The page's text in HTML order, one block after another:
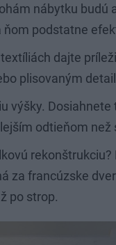
nábytku budú
ňom podstatne
dajte
plisovaným
výšky. Dosiahnete
odtieňom než
rekonštrukciu?
za francúzske
po strop.